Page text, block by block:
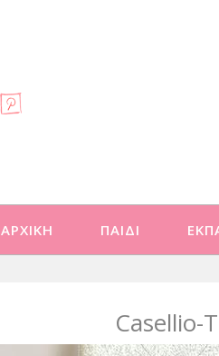
ΑΡΧΙΚΗ ΠΑΙΔΙ
Casellio-